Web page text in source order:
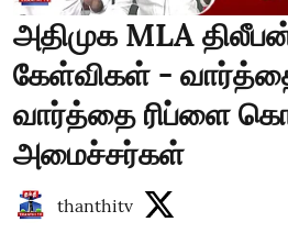
அதிமுக MLA
கேள்விகள் -
வார்த்தை ரிப்ளை
அமைச்சர்கள்
thanthitv